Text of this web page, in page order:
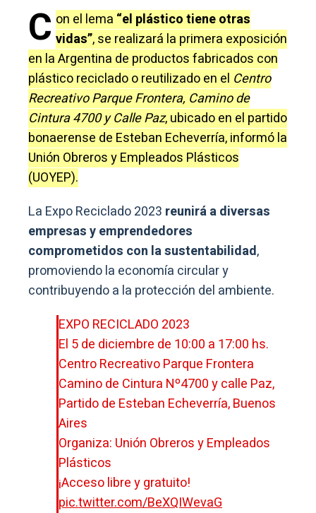
C on el lema “el plástico tiene otras
vidas”, se realizará la primera exposición
en la Argentina de productos fabricados con
plástico reciclado o reutilizado en el Centro
Recreativo Parque Frontera, Camino de
Cintura 4700 y Calle Paz, ubicado en el partido
bonaerense de Esteban Echeverría, informó la
Unión Obreros y Empleados Plásticos
(UOYEP).
La Expo Reciclado 2023 reunirá a diversas
empresas y emprendedores
comprometidos con la sustentabilidad,
promoviendo la economía circular y
contribuyendo a la protección del ambiente.
EXPO RECICLADO 2023
El 5 de diciembre de 10:00 a 17:00 hs.
Centro Recreativo Parque Frontera
Camino de Cintura Nº4700 y calle Paz,
Partido de Esteban Echeverría, Buenos
Aires
Organiza: Unión Obreros y Empleados
Plásticos
¡Acceso libre y gratuito!
pic.twitter.com/BeXQIWevaG